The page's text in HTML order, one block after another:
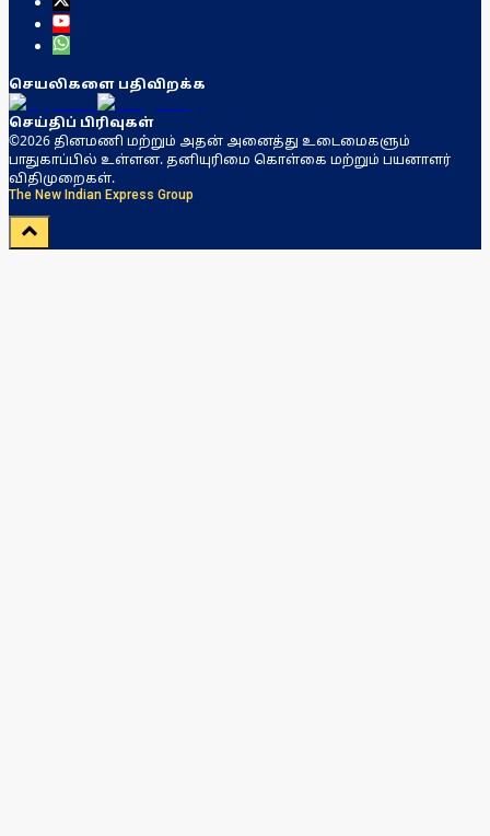
செயலிகளை பதிவிறக்க
செய்திப் பிரிவுகள்
©2026 தினமணி மற்றும் அதன் அனைத்து உடைமைகளும்
பாதுகாப்பில் உள்ளன. தனியுரிமை கொள்கை மற்றும் பயனாளர்
விதிமுறைகள்.
The New Indian Express Group